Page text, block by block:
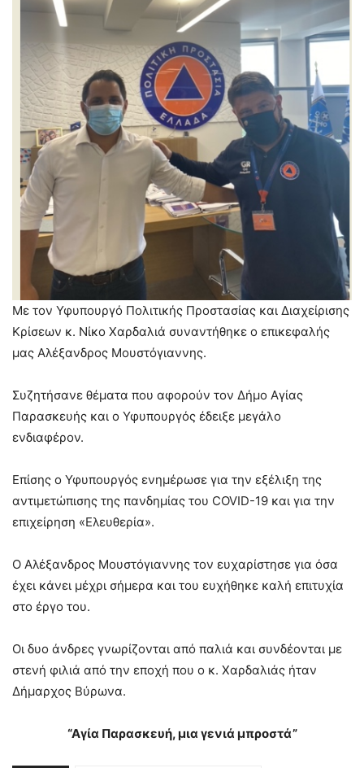
Με τον Υφυπουργό Πολιτικής Προστασίας και Διαχείρισης
Κρίσεων κ. Νίκο Χαρδαλιά συναντήθηκε ο επικεφαλής
μας Αλέξανδρος Μουστόγιαννης.
Συζητήσανε θέματα που αφορούν τον Δήμο Αγίας
Παρασκευής και ο Υφυπουργός έδειξε μεγάλο
ενδιαφέρον.
Επίσης ο Υφυπουργός ενημέρωσε για την εξέλιξη της
αντιμετώπισης της πανδημίας του COVID-19 και για την
επιχείρηση «Ελευθερία».
Ο Αλέξανδρος Μουστόγιαννης τον ευχαρίστησε για όσα
έχει κάνει μέχρι σήμερα και του ευχήθηκε καλή επιτυχία
στο έργο του.
Οι δυο άνδρες γνωρίζονται από παλιά και συνδέονται με
στενή φιλιά από την εποχή που ο κ. Χαρδαλιάς ήταν
Δήμαρχος Βύρωνα.
“Αγία Παρασκευή, μια γενιά μπροστά”